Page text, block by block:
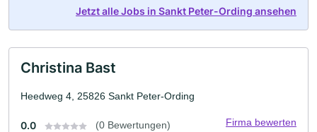
Jetzt alle Jobs in Sankt Peter-Ording ansehen
Christina Bast
Heedweg 4, 25826 Sankt Peter-Ording
0.0 (0 Bewertungen) Firma bewerten